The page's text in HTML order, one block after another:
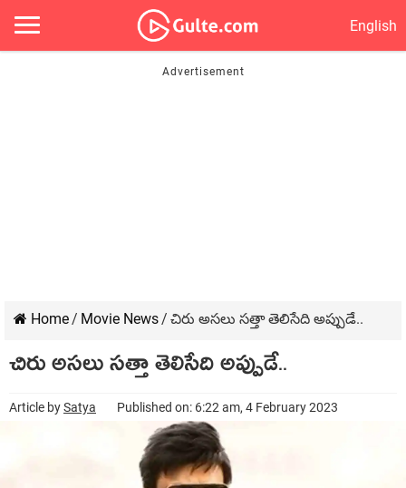
English
Home/ Movie News/ చిరు అసలు సత్తా తెలిసేది అప్పుడే..
చిరు అసలు సత్తా తెలిసేది అప్పుడే..
Article bySatya Published on: 6:22 am, 4 February 2023